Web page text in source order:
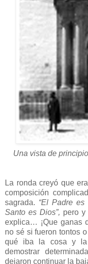
Una vista de
La ronda creyó que
composición
sagrada. “El Padre
Santo es Dios”, pero y
explica… ¡Que ganas
no sé si fueron tontos
qué iba la cosa y la
demostrar
dejaron continuar la